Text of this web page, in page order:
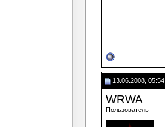
13.06.2008, 05:54
WRWA
Пользователь